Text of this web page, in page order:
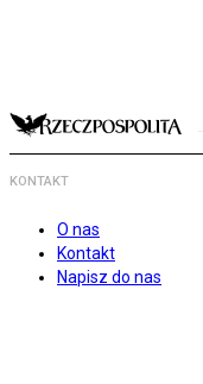
KONTAKT
O nas
Kontakt
Napisz do nas